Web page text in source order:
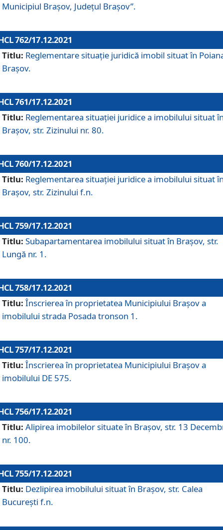
Municipiul Brașov, Județul Brașov”.
762/17.12.2021
Titlu: Reglementare situație juridică imobil situat în
Brașov.
761/17.12.2021
Titlu: Reglementarea situației juridice a imobilului situat
Brașov, str. Zizinului nr. 80.
760/17.12.2021
Titlu: Reglementarea situației juridice a imobilului situat
Brașov, str. Zizinului f.n.
759/17.12.2021
Titlu: Subapartamentarea imobilului situat în Brașov, str.
Lungă nr. 1.
758/17.12.2021
Titlu: Înscrierea în proprietatea Municipiului Brașov a
imobilului strada Posada tronson 1.
757/17.12.2021
Titlu: Înscrierea în proprietatea Municipiului Brașov a
imobilului DE 575.
756/17.12.2021
Titlu: Alipirea imobilelor situate în Brașov, str. 13
nr. 100.
755/17.12.2021
Titlu: Dezlipirea imobilului situat în Brașov, str. Calea
București f.n.